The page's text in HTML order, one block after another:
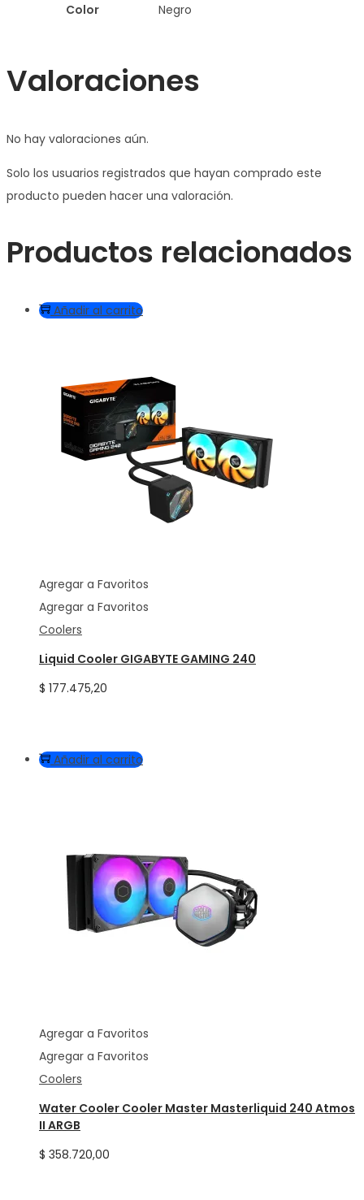
Color Negro
Valoraciones
No hay valoraciones aún.
Solo los usuarios registrados que hayan comprado este
producto pueden hacer una valoración.
Productos relacionados
Añadir al carrito
Agregar a Favoritos
Agregar a Favoritos
Coolers
Liquid Cooler GIGABYTE GAMING 240
$ 177.475,20
Añadir al carrito
Agregar a Favoritos
Agregar a Favoritos
Coolers
Water Cooler Cooler Master Masterliquid 240 Atmos
II ARGB
$ 358.720,00